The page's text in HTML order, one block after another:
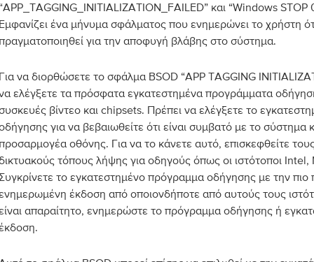
και “Windows
ένα μήνυμα σφάλματος που ενημερώνει το χρήστη
για την αποφυγή βλάβης στο σύστημα.
να διορθώσετε το σφάλμα BSOD “APP TAGGING
ελέγξετε τα πρόσφατα εγκατεστημένα προγράμματα
βίντεο και chipsets. Πρέπει να ελέγξετε το
για να βεβαιωθείτε ότι είναι συμβατό με το σύστημα
οθόνης. Για να το κάνετε αυτό, επισκεφθείτε
τόπους λήψης για οδηγούς όπως οι ιστότοποι Intel,
το εγκατεστημένο πρόγραμμα οδήγησης με την
έκδοση από οποιονδήποτε από αυτούς τους
απαραίτητο, ενημερώστε το πρόγραμμα οδήγησης ή